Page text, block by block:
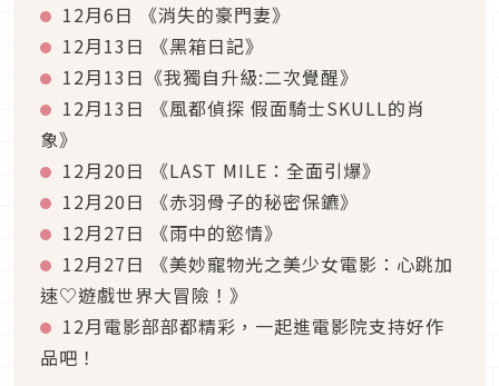
12月6日 《消失的豪門妻》
12月13日 《黑箱日記》
12月13日《我獨自升級:二次覺醒》
12月13日 《風都偵探 假面騎士SKULL的肖
象》
12月20日 《LAST MILE：全面引爆》
12月20日 《赤羽骨子的秘密保鑣》
12月27日 《雨中的慾情》
12月27日 《美妙寵物光之美少女電影：心跳加
速♡遊戲世界大冒險！》
12月電影部部都精彩，一起進電影院支持好作
品吧！